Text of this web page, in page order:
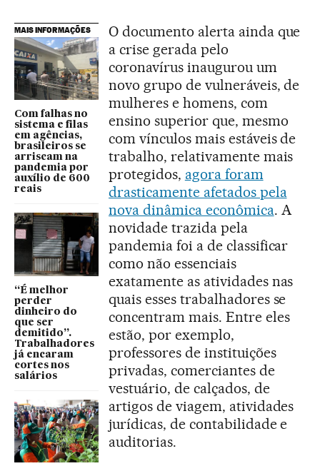
MAIS INFORMAÇÕES
Com falhas no
sistema e filas
em agências,
brasileiros se
arriscam na
pandemia por
auxílio de 600
reais
“É melhor
perder
dinheiro do
que ser
demitido”.
Trabalhadores
já encaram
cortes nos
salários
O documento alerta ainda que
a crise gerada pelo
coronavírus inaugurou um
novo grupo de vulneráveis, de
mulheres e homens, com
ensino superior que, mesmo
com vínculos mais estáveis de
trabalho, relativamente mais
protegidos, agora foram
drasticamente afetados pela
nova dinâmica econômica. A
novidade trazida pela
pandemia foi a de classificar
como não essenciais
exatamente as atividades nas
quais esses trabalhadores se
concentram mais. Entre eles
estão, por exemplo,
professores de instituições
privadas, comerciantes de
vestuário, de calçados, de
artigos de viagem, atividades
jurídicas, de contabilidade e
auditorias.